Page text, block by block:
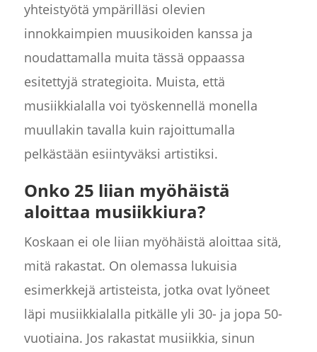
yhteistyötä ympärilläsi olevien
innokkaimpien muusikoiden kanssa ja
noudattamalla muita tässä oppaassa
esitettyjä strategioita. Muista, että
musiikkialalla voi työskennellä monella
muullakin tavalla kuin rajoittumalla
pelkästään esiintyväksi artistiksi.
Onko 25 liian myöhäistä
aloittaa musiikkiura?
Koskaan ei ole liian myöhäistä aloittaa sitä,
mitä rakastat. On olemassa lukuisia
esimerkkejä artisteista, jotka ovat lyöneet
läpi musiikkialalla pitkälle yli 30- ja jopa 50-
vuotiaina. Jos rakastat musiikkia, sinun